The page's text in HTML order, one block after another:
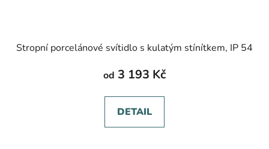
Stropní porcelánové svítidlo s kulatým stínítkem, IP 54
od 3 193 Kč
DETAIL